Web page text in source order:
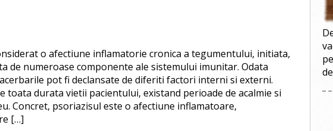
o afectiune inflamatorie cronica a tegumentului, initiata,
de numeroase componente ale sistemului imunitar. Odata
pot fi declansate de diferiti factori interni si externi.
toata durata vietii pacientului, existand perioade de acalmie si
Concret, psoriazisul este o afectiune inflamatoare,
[…]